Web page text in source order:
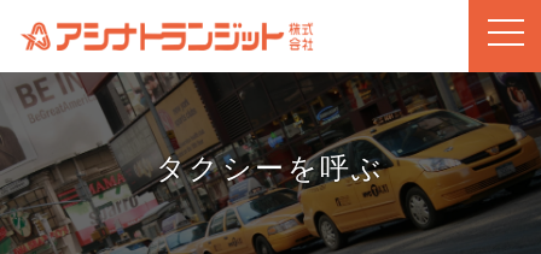
タクシーを呼ぶ